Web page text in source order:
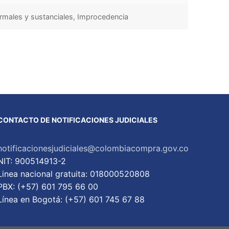
y sustanciales, Improcedencia
DE NOTIFICACIONES JUDICIALES
900514913-2
nacional gratuita: 018000520808
(+57) 601 795 66 00
en Bogotá: (+57) 601 745 67 88